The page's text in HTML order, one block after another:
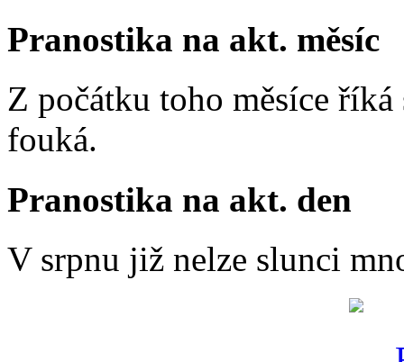
Pranostika na akt. měsíc
Z počátku toho měsíce
fouká.
Pranostika na akt. den
V srpnu již nelze slunci